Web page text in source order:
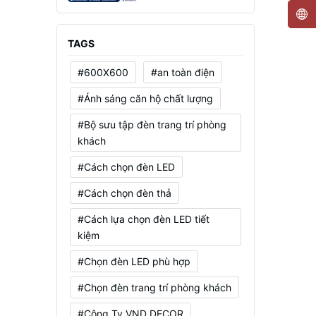
TAGS
#600X600 #an toàn điện
#Ánh sáng căn hộ chất lượng
#Bộ sưu tập đèn trang trí phòng
khách
#Cách chọn đèn LED
#Cách chọn đèn thả
#Cách lựa chọn đèn LED tiết
kiệm
#Chọn đèn LED phù hợp
#Chọn đèn trang trí phòng khách
#Công Ty VND DECOR